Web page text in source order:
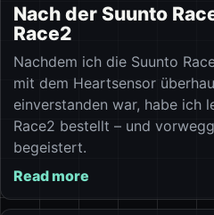
Nach der Suunto
Race2
Nachdem ich die Suunto
mit dem Heartsensor
einverstanden war, habe ich
Race2 bestellt – und
begeistert.
Read more